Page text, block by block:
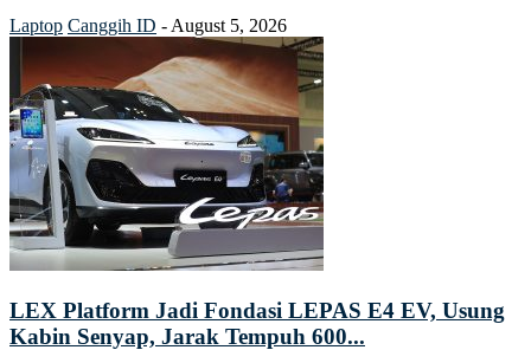
Laptop Canggih ID - August 5, 2026
LEX Platform Jadi Fondasi LEPAS E4 EV, Usung
Kabin Senyap, Jarak Tempuh 600...